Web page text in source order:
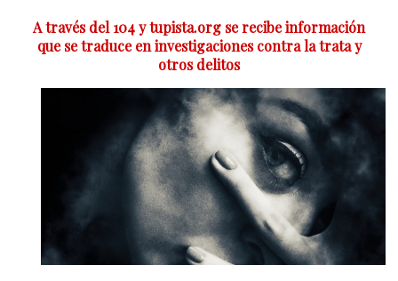
A través del 104 y tupista.org se recibe información
que se traduce en investigaciones contra la trata y
otros delitos